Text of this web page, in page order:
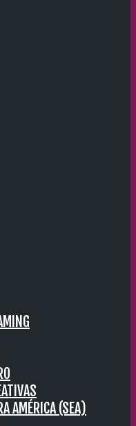
AMÉRICA (SEA)